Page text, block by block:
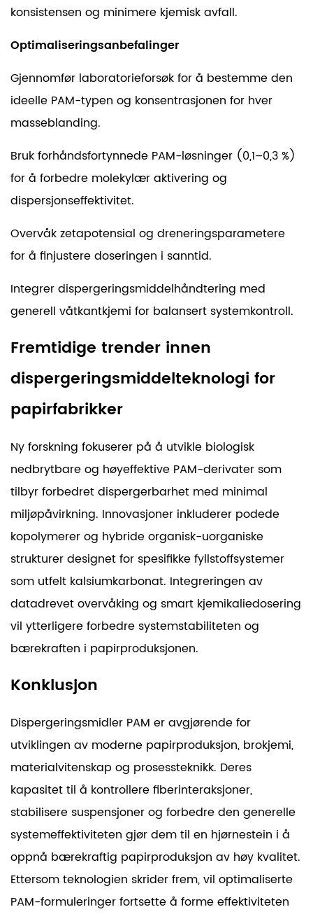
konsistensen og minimere kjemisk avfall.
Optimaliseringsanbefalinger
Gjennomfør laboratorieforsøk for å bestemme den
ideelle PAM-typen og konsentrasjonen for hver
masseblanding.
Bruk forhåndsfortynnede PAM-løsninger (0,1–0,3 %)
for å forbedre molekylær aktivering og
dispersjonseffektivitet.
Overvåk zetapotensial og dreneringsparametere
for å finjustere doseringen i sanntid.
Integrer dispergeringsmiddelhåndtering med
generell våtkantkjemi for balansert systemkontroll.
Fremtidige trender innen
dispergeringsmiddelteknologi for
papirfabrikker
Ny forskning fokuserer på å utvikle biologisk
nedbrytbare og høyeffektive PAM-derivater som
tilbyr forbedret dispergerbarhet med minimal
miljøpåvirkning. Innovasjoner inkluderer podede
kopolymerer og hybride organisk-uorganiske
strukturer designet for spesifikke fyllstoffsystemer
som utfelt kalsiumkarbonat. Integreringen av
datadrevet overvåking og smart kjemikaliedosering
vil ytterligere forbedre systemstabiliteten og
bærekraften i papirproduksjonen.
Konklusjon
Dispergeringsmidler PAM er avgjørende for
utviklingen av moderne papirproduksjon, brokjemi,
materialvitenskap og prosessteknikk. Deres
kapasitet til å kontrollere fiberinteraksjoner,
stabilisere suspensjoner og forbedre den generelle
systemeffektiviteten gjør dem til en hjørnestein i å
oppnå bærekraftig papirproduksjon av høy kvalitet.
Ettersom teknologien skrider frem, vil optimaliserte
PAM-formuleringer fortsette å forme effektiviteten